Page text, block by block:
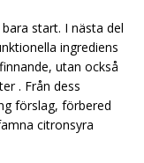
start. I nästa del
ingrediens
utan också
. Från dess
förslag, förbered
citronsyra